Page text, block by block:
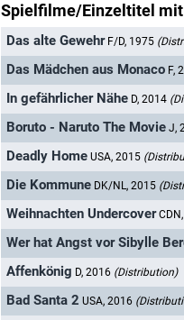
Spielfilme/Einzeltitel mit
Das alte Gewehr F/D, 1975
Das Mädchen aus Monaco F,
In gefährlicher Nähe D, 2014
Boruto - Naruto The Movie J,
Deadly Home USA, 2015
Die Kommune DK/NL, 2015
Weihnachten Undercover
Wer hat Angst vor Sibylle
Affenkönig D, 2016 (Distribution)
Bad Santa 2 USA, 2016